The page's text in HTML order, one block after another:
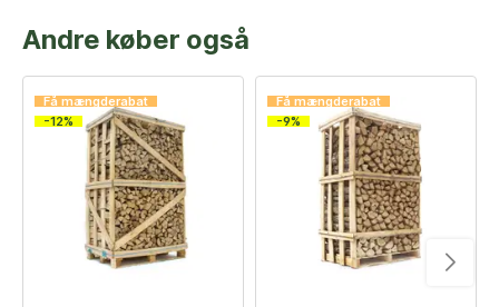
Andre køber også
Få mængderabat
-12%
Få mængderabat
-9%